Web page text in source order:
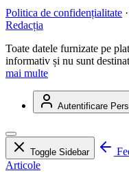
Politica de confidențialitate ·
Redacția
Toate datele furnizate pe
informativ și nu sunt
mai multe
Autentificare
Toggle Sidebar
Articole